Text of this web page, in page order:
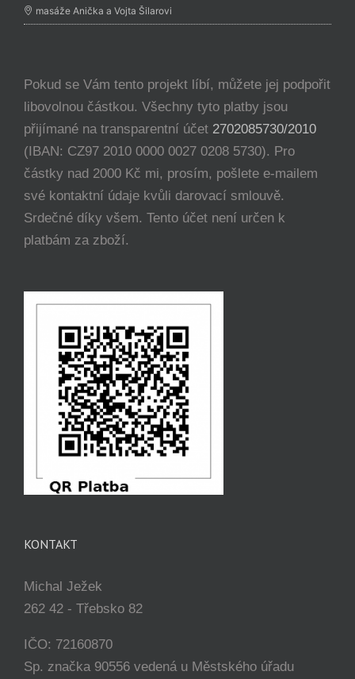
masáže Anička a Vojta Šilarovi
Pokud se Vám tento projekt líbí, můžete jej podpořit
libovolnou částkou. Všechny tyto platby jsou
přijímané na transparentní účet 2702085730/2010
(IBAN: CZ97 2010 0000 0027 0208 5730). Pro
částky nad 2000 Kč mi, prosím, pošlete e-mailem
své kontaktní údaje kvůli darovací smlouvě.
Srdečné díky všem. Tento účet není určen k
platbám za zboží.
KONTAKT
Michal Ježek
262 42 - Třebsko 82
IČO: 72160870
Sp. značka 90556 vedená u Městského úřadu